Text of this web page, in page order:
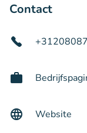
Contact
Website